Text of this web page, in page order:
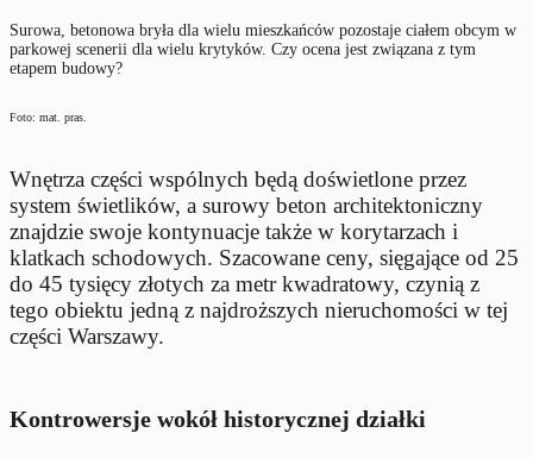
Surowa, betonowa bryła dla wielu mieszkańców pozostaje ciałem obcym w
parkowej scenerii dla wielu krytyków. Czy ocena jest związana z tym
etapem budowy?
Foto: mat. pras.
Wnętrza części wspólnych będą doświetlone przez
system świetlików, a surowy beton architektoniczny
znajdzie swoje kontynuacje także w korytarzach i
klatkach schodowych. Szacowane ceny, sięgające od 25
do 45 tysięcy złotych za metr kwadratowy, czynią z
tego obiektu jedną z najdroższych nieruchomości w tej
części Warszawy.
Kontrowersje wokół historycznej działki